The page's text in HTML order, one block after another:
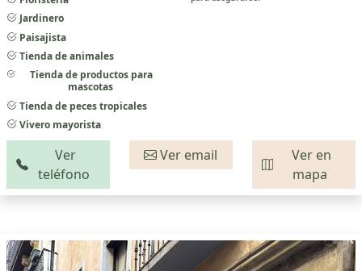
Jardinero
Paisajista
Tienda de animales
Tienda de productos para
mascotas
Tienda de peces tropicales
Vivero mayorista
Ver
teléfono
Ver email
Ver en
mapa